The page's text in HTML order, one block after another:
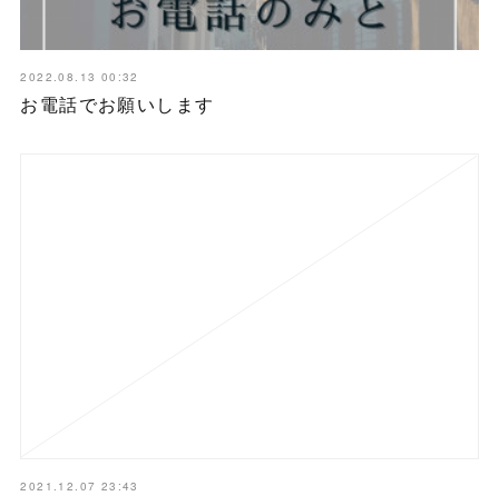
2022.08.13 00:32
お電話でお願いします
2021.12.07 23:43